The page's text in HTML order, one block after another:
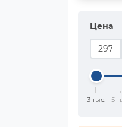
Цена
3 тыс. 5